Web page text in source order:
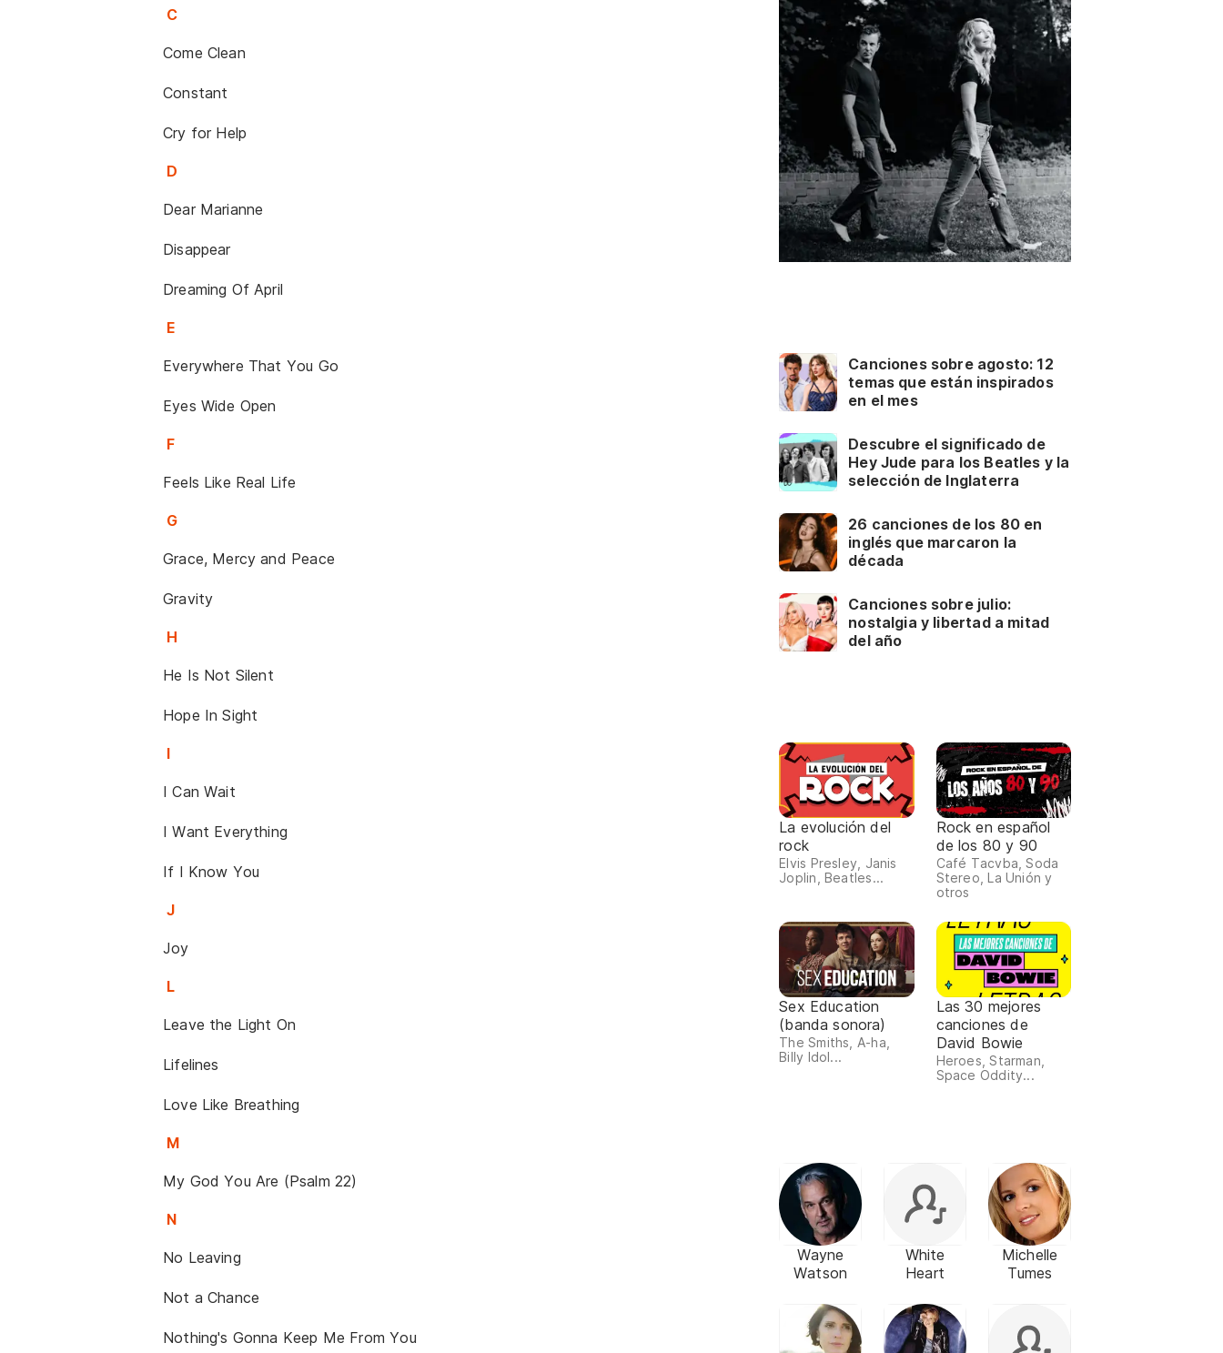
C
Come Clean
Constant
Cry for Help
D
Dear Marianne
Disappear
Dreaming Of April
E
Everywhere That You Go
Eyes Wide Open
F
Feels Like Real Life
G
Grace, Mercy and Peace
Gravity
H
He Is Not Silent
Hope In Sight
I
I Can Wait
I Want Everything
If I Know You
J
Joy
L
Leave the Light On
Lifelines
Love Like Breathing
M
My God You Are (Psalm 22)
N
No Leaving
Not a Chance
Nothing's Gonna Keep Me From You
Canciones sobre agosto: 12
temas que están inspirados
en el mes
Descubre el significado de
Hey Jude para los Beatles y la
selección de Inglaterra
26 canciones de los 80 en
inglés que marcaron la
década
Canciones sobre julio:
nostalgia y libertad a mitad
del año
La evolución del
rock
Elvis Presley, Janis
Joplin, Beatles...
Rock en español
de los 80 y 90
Café Tacvba, Soda
Stereo, La Unión y
otros
Sex Education
(banda sonora)
The Smiths, A-ha,
Billy Idol...
Las 30 mejores
canciones de
David Bowie
Heroes, Starman,
Space Oddity...
Wayne
Watson
White
Heart
Michelle
Tumes